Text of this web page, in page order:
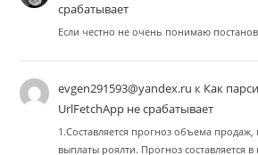
срабатывает
Если честно не очень понимаю
evgen291593@yandex.ru к Как
UrlFetchApp не срабатывает
1.Составляется прогноз объема
выплаты роялти. Прогноз составляется